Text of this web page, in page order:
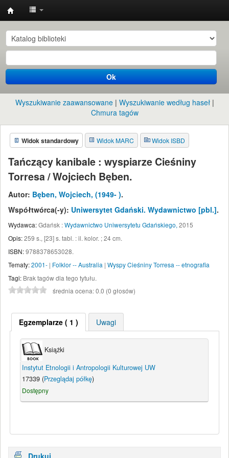
Instytut
Etnologii
i
Antropologii
Kulturowej
UW
Ok
Wyszukiwanie zaawansowane
Wyszukiwanie według haseł
Chmura tagów
Widok standardowy Widok MARC Widok ISBD
Tańczący kanibale : wyspiarze Cieśniny
Torresa /Wojciech Bęben.
Autor: Bęben, Wojciech, (1949- ).
Współtwórca(-y): Uniwersytet Gdański. Wydawnictwo [pbl.].
Wydawca:Gdańsk :Wydawnictwo Uniwersytetu Gdańskiego, 2015
Opis:259 s., [23] s. tabl. : il. kolor. ; 24 cm.
ISBN:9788378653028.
Tematy:2001- | Folklor -- Australia | Wyspy Cieśniny Torresa -- etnografia
Tagi: Brak tagów dla tego tytułu.
średnia ocena: 0.0 (0 głosów)
Egzemplarze( 1 ) Uwagi
Książki
Instytut Etnologii i Antropologii Kulturowej UW
17339 (Przeglądaj półkę)
Dostępny
Drukuj